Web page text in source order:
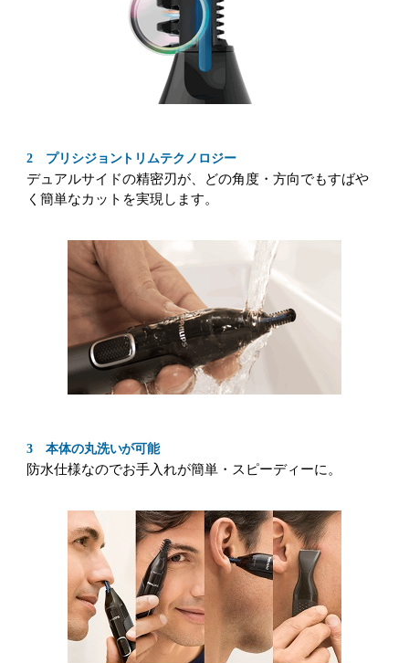
2 プリシジョントリムテクノロジー
デュアルサイドの精密刃が、どの角度・方向でもすばや
く簡単なカットを実現します。
3 本体の丸洗いが可能
防水仕様なのでお手入れが簡単・スピーディーに。